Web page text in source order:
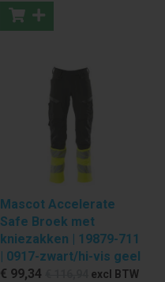
Mascot Accelerate
Safe Broek met
kniezakken | 19879-711
| 0917-zwart/hi-vis geel
€ 99,34 excl BTW